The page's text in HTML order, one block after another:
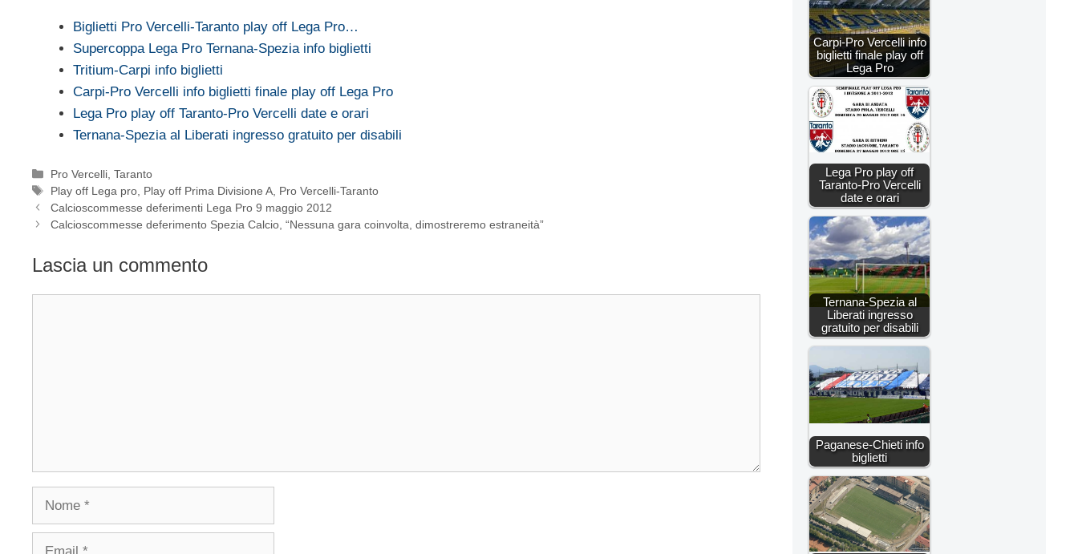
Biglietti Pro Vercelli-Taranto play off Lega Pro…
Supercoppa Lega Pro Ternana-Spezia info biglietti
Tritium-Carpi info biglietti
Carpi-Pro Vercelli info biglietti finale play off Lega Pro
Lega Pro play off Taranto-Pro Vercelli date e orari
Ternana-Spezia al Liberati ingresso gratuito per disabili
Categorie
Pro Vercelli ,Taranto
Tag
Play off Lega pro Play off Prima Divisione A Pro Vercelli-Taranto
Calcioscommesse deferimenti Lega Pro 9 maggio 2012
Calcioscommesse deferimento Spezia Calcio, “Nessuna gara coinvolta, dimostreremo estraneità”
Lascia un commento
Carpi-Pro Vercelli info
biglietti finale play off
Lega Pro
Lega Pro play off
Taranto-Pro Vercelli
date e orari
Ternana-Spezia al
Liberati ingresso
gratuito per disabili
Paganese-Chieti info
biglietti